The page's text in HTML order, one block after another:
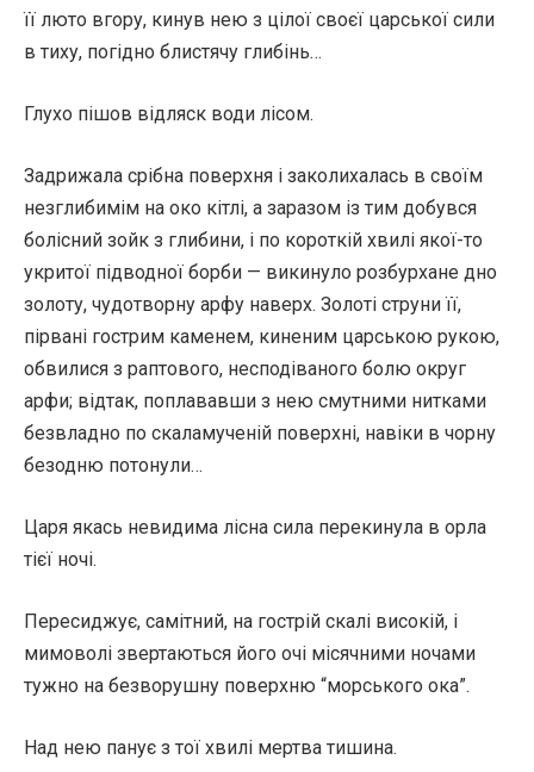
її люто вгору, кинув нею з цілої своєї царської сили
в тиху, погідно блистячу глибінь…
Глухо пішов відляск води лісом.
Задрижала срібна поверхня і заколихалась в своїм
незглибимім на око кітлі, а заразом із тим добувся
болісний зойк з глибини, і по короткій хвилі якої-то
укритої підводної борби — викинуло розбурхане дно
золоту, чудотворну арфу наверх. Золоті струни її,
пірвані гострим каменем, киненим царською рукою,
обвилися з раптового, несподіваного болю округ
арфи; відтак, поплававши з нею смутними нитками
безвладно по скаламученій поверхні, навіки в чорну
безодню потонули…
Царя якась невидима лісна сила перекинула в орла
тієї ночі.
Пересиджує, самітний, на гострій скалі високій, і
мимоволі звертаються його очі місячними ночами
тужно на безворушну поверхню “морського ока”.
Над нею панує з тої хвилі мертва тишина.